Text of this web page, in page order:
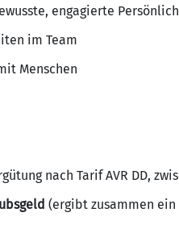
engagierte
im Team
Menschen
nach Tarif AVR DD,
(ergibt zusammen